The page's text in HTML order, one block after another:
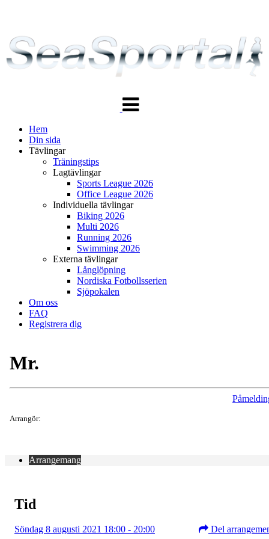
navigering
Hem
Din sida
Tävlingar
Träningstips
Lagtävlingar
Sports League 2026
Office League 2026
Individuella tävlingar
Biking 2026
Multi 2026
Running 2026
Swimming 2026
Externa tävlingar
Långlöpning
Nordiska Fotbollsserien
Sjöpokalen
Om oss
FAQ
Registrera dig
Mr.
Arrangör:
Arrangemang
Tid
Söndag 8 augusti 2021 18:00 - 20:00 Del